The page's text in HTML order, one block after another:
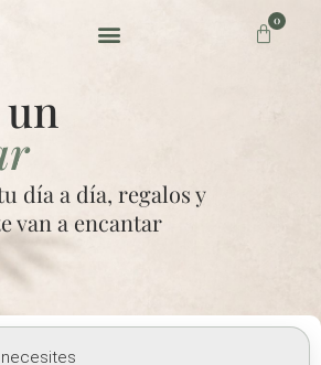
0
Carrito
día a día, regalos y
van a encantar